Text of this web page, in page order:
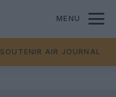
MENU
SOUTENIR AIR JOURNAL